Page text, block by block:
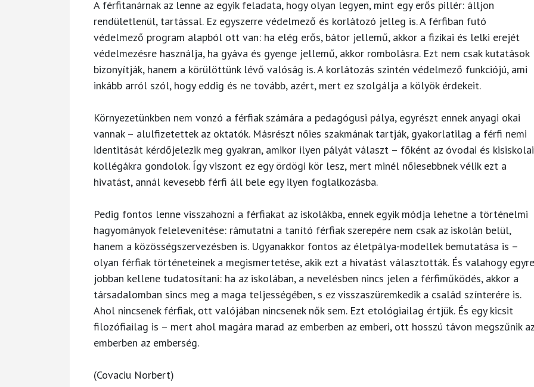
A férfitanárnak az lenne az egyik feladata, hogy olyan legyen, mint egy erős pillér: álljon
rendületlenül, tartással. Ez egyszerre védelmező és korlátozó jelleg is. A férfiban futó
védelmező program alapból ott van: ha elég erős, bátor jellemű, akkor a fizikai és lelki erejét
védelmezésre használja, ha gyáva és gyenge jellemű, akkor rombolásra. Ezt nem csak kutatások
bizonyítják, hanem a körülöttünk lévő valóság is. A korlátozás szintén védelmező funkciójú, ami
inkább arról szól, hogy eddig és ne tovább, azért, mert ez szolgálja a kölyök érdekeit.
Környezetünkben nem vonzó a férfiak számára a pedagógusi pálya, egyrészt ennek anyagi okai
vannak – alulfizetettek az oktatók. Másrészt nőies szakmának tartják, gyakorlatilag a férfi nemi
identitását kérdőjelezik meg gyakran, amikor ilyen pályát választ – főként az óvodai és kisiskolai
kollégákra gondolok. Így viszont ez egy ördögi kör lesz, mert minél nőiesebbnek vélik ezt a
hivatást, annál kevesebb férfi áll bele egy ilyen foglalkozásba.
Pedig fontos lenne visszahozni a férfiakat az iskolákba, ennek egyik módja lehetne a történelmi
hagyományok felelevenítése: rámutatni a tanító férfiak szerepére nem csak az iskolán belül,
hanem a közösségszervezésben is. Ugyanakkor fontos az életpálya-modellek bemutatása is –
olyan férfiak történeteinek a megismertetése, akik ezt a hivatást választották. És valahogy egyre
jobban kellene tudatosítani: ha az iskolában, a nevelésben nincs jelen a férfiműködés, akkor a
társadalomban sincs meg a maga teljességében, s ez visszaszüremkedik a család színterére is.
Ahol nincsenek férfiak, ott valójában nincsenek nők sem. Ezt etológiailag értjük. És egy kicsit
filozófiailag is – mert ahol magára marad az emberben az emberi, ott hosszú távon megszűnik az
emberben az emberség.
(Covaciu Norbert)